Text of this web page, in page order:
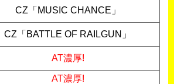
CZ「MUSIC CHANCE」
CZ「BATTLE OF RAILGUN」
AT濃厚!
AT濃厚!